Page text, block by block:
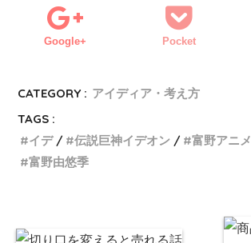
Google+ Pocket
CATEGORY : アイディア・考え方
TAGS :
イデ
伝説巨神イデオン 富野アニメ
富野由悠季